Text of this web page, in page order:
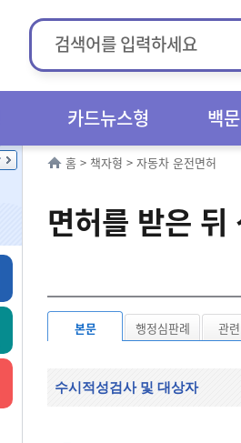
카드뉴스형 백
홈 > 책자형 > 자동차 운전면허
면허를 받은
본문 행정심판례 관
수시적성검사 및 대상자